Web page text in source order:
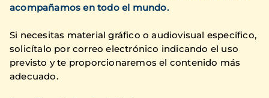
acompañamos en todo el mundo.
Si necesitas material gráfico o audiovisual específico,
solicítalo por correo electrónico indicando el uso
previsto y te proporcionaremos el contenido más
adecuado.